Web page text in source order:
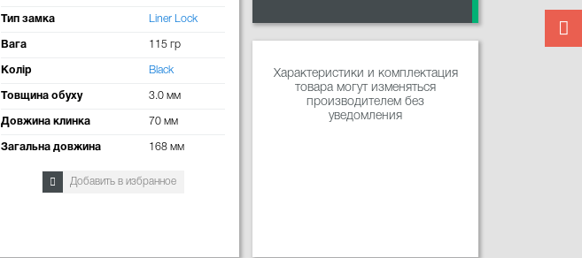
Тип замка Liner Lock
Вага 115 гр
Колір Black
Товщина обуху 3.0 мм
Довжина клинка 70 мм
Загальна довжина 168 мм
Добавить в избранное
Характеристики и комплектация
товара могут изменяться
производителем без
уведомления